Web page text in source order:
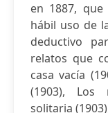
en 1887,
hábil uso de
deductivo
relatos que
casa vacía
(1903), Los
solitaria